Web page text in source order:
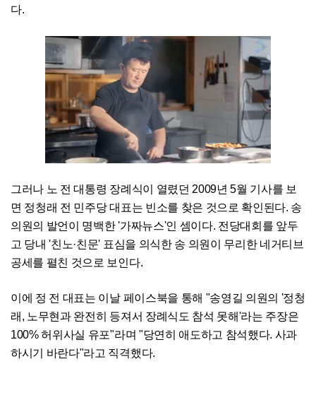
다.
그러나 노 전 대통령 장례식이 열렸던 2009년 5월 기사를 보
면 정청래 전 민주당 대표는 빈소를 찾은 것으로 확인된다. 송
의원의 발언이 명백한 '가짜뉴스'인 셈이다. 전당대회를 앞두
고 당내 '친노·친문' 표심을 의식한 송 의원이 무리한 네거티브
공세를 펼친 것으로 보인다.
이에 정 전 대표는 이날 페이스북을 통해 "송영길 의원의 '정청
래, 노무현과 완전히 등져서 장례식도 참석 못해'라는 주장은
100% 허위사실 유포"라며 "당연히 애도하고 참석했다. 사과
하시기 바란다"라고 직격했다.